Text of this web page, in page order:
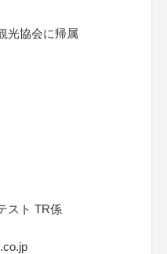
光協会に帰属
スト TR係